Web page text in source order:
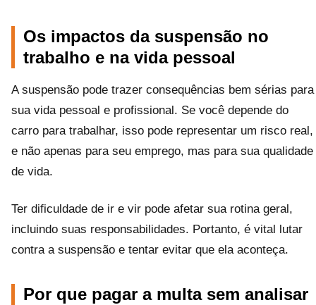
Os impactos da suspensão no
trabalho e na vida pessoal
A suspensão pode trazer consequências bem sérias para
sua vida pessoal e profissional. Se você depende do
carro para trabalhar, isso pode representar um risco real,
e não apenas para seu emprego, mas para sua qualidade
de vida.
Ter dificuldade de ir e vir pode afetar sua rotina geral,
incluindo suas responsabilidades. Portanto, é vital lutar
contra a suspensão e tentar evitar que ela aconteça.
Por que pagar a multa sem analisar